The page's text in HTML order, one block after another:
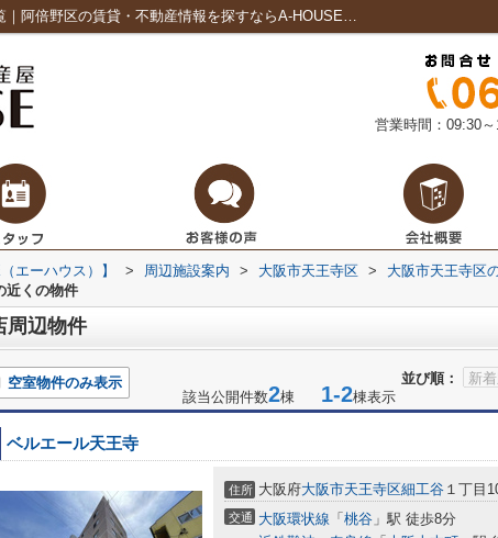
北野エース 近鉄百貨店上本町店周辺の物件一覧｜阿倍野区の賃貸・不動産情報を探すならA-HOUSE（エーハウス）
営業時間：09:30
エーハウス）】 > 周辺施設案内 > 大阪市天王寺区 > 大阪市天王寺区
近くの物件
周辺物件
並び順：
空室物件のみ表示
該当公開件数2棟 1-2棟表示
ベルエール天王寺
住所 大阪府大阪市天王寺区細工谷 １丁目
交通 大阪環状線 「 桃谷 」駅 徒歩8分